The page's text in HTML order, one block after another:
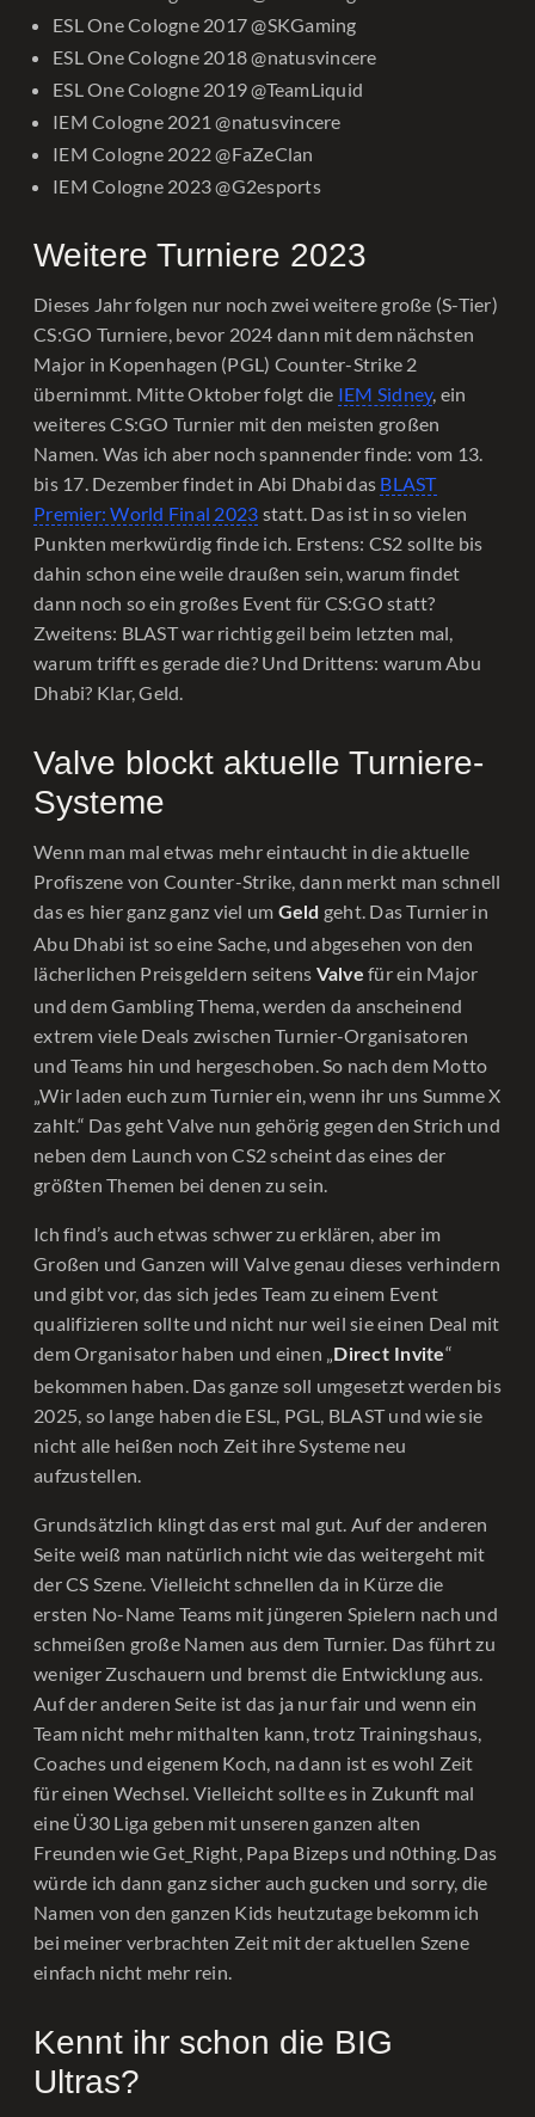
ESL One Cologne 2017@SKGaming
ESL One Cologne 2018@natusvincere
ESL One Cologne 2019@TeamLiquid
IEM Cologne 2021@natusvincere
IEM Cologne 2022@FaZeClan
IEM Cologne 2023@G2esports
Weitere Turniere 2023
Dieses Jahr folgen nur noch zwei weitere große (S-Tier)
CS:GO Turniere, bevor 2024 dann mit dem nächsten
Major in Kopenhagen (PGL) Counter-Strike 2
übernimmt. Mitte Oktober folgt die IEM Sidney, ein
weiteres CS:GO Turnier mit den meisten großen
Namen. Was ich aber noch spannender finde: vom 13.
bis 17. Dezember findet in Abi Dhabi das BLAST
Premier: World Final 2023 statt. Das ist in so vielen
Punkten merkwürdig finde ich. Erstens: CS2 sollte bis
dahin schon eine weile draußen sein, warum findet
dann noch so ein großes Event für CS:GO statt?
Zweitens: BLAST war richtig geil beim letzten mal,
warum trifft es gerade die? Und Drittens: warum Abu
Dhabi? Klar, Geld.
Valve blockt aktuelle Turniere-
Systeme
Wenn man mal etwas mehr eintaucht in die aktuelle
Profiszene von Counter-Strike, dann merkt man schnell
das es hier ganz ganz viel um Geld geht. Das Turnier in
Abu Dhabi ist so eine Sache, und abgesehen von den
lächerlichen Preisgeldern seitens Valve für ein Major
und dem Gambling Thema, werden da anscheinend
extrem viele Deals zwischen Turnier-Organisatoren
und Teams hin und hergeschoben. So nach dem Motto
„Wir laden euch zum Turnier ein, wenn ihr uns Summe X
zahlt.“ Das geht Valve nun gehörig gegen den Strich und
neben dem Launch von CS2 scheint das eines der
größten Themen bei denen zu sein.
Ich find’s auch etwas schwer zu erklären, aber im
Großen und Ganzen will Valve genau dieses verhindern
und gibt vor, das sich jedes Team zu einem Event
qualifizieren sollte und nicht nur weil sie einen Deal mit
dem Organisator haben und einen „
Direct Invite“
bekommen haben. Das ganze soll umgesetzt werden bis
2025, so lange haben die ESL, PGL, BLAST und wie sie
nicht alle heißen noch Zeit ihre Systeme neu
aufzustellen.
Grundsätzlich klingt das erst mal gut. Auf der anderen
Seite weiß man natürlich nicht wie das weitergeht mit
der CS Szene. Vielleicht schnellen da in Kürze die
ersten No-Name Teams mit jüngeren Spielern nach und
schmeißen große Namen aus dem Turnier. Das führt zu
weniger Zuschauern und bremst die Entwicklung aus.
Auf der anderen Seite ist das ja nur fair und wenn ein
Team nicht mehr mithalten kann, trotz Trainingshaus,
Coaches und eigenem Koch, na dann ist es wohl Zeit
für einen Wechsel. Vielleicht sollte es in Zukunft mal
eine Ü30 Liga geben mit unseren ganzen alten
Freunden wie Get_Right, Papa Bizeps und n0thing. Das
würde ich dann ganz sicher auch gucken und sorry, die
Namen von den ganzen Kids heutzutage bekomm ich
bei meiner verbrachten Zeit mit der aktuellen Szene
einfach nicht mehr rein.
Kennt ihr schon die BIG
Ultras?